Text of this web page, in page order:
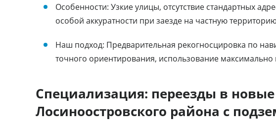
Особенности: Узкие улицы, отсутствие стандартных
особой аккуратности при заезде на частную
Наш подход: Предварительная рекогносцировка по
точного ориентирования, использование максимально
Специализация: переезды в
Лосиноостровского района с